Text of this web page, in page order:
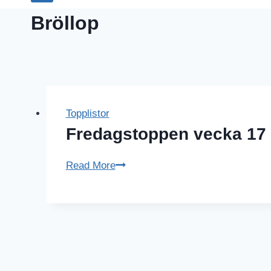
Bröllop
Topplistor
Fredagstoppen vecka
Read MoreFredagstoppen